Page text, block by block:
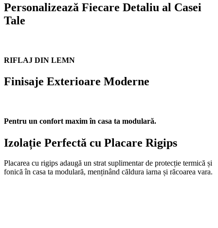
Personalizează Fiecare Detaliu al Casei
Tale
RIFLAJ DIN LEMN
Finisaje Exterioare Moderne
Pentru un confort maxim în casa ta modulară.
Izolație Perfectă cu Placare Rigips
Placarea cu rigips adaugă un strat suplimentar de protecție termică și
fonică în casa ta modulară, menținând căldura iarna și răcoarea vara.